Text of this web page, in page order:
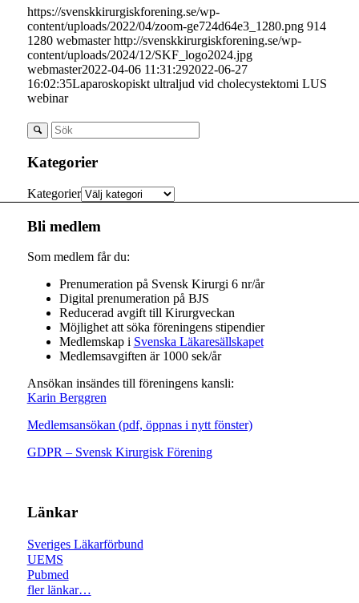
https://svenskkirurgiskforening.se/wp-
content/uploads/2022/04/zoom-ge724d64e3_1280.png 914
1280 webmaster http://svenskkirurgiskforening.se/wp-
content/uploads/2024/12/SKF_logo2024.jpg
webmaster2022-04-06 11:31:292022-06-27
16:02:35Laparoskopiskt ultraljud vid cholecystektomi LUS
webinar
Kategorier
Kategorier
Bli medlem
Som medlem får du:
Prenumeration på Svensk Kirurgi 6 nr/år
Digital prenumeration på BJS
Reducerad avgift till Kirurgveckan
Möjlighet att söka föreningens stipendier
Medlemskap i Svenska Läkaresällskapet
Medlemsavgiften är 1000 sek/år
Ansökan insändes till föreningens kansli:
Karin Berggren
Medlemsansökan (pdf, öppnas i nytt fönster)
GDPR – Svensk Kirurgisk Förening
Länkar
Sveriges Läkarförbund
UEMS
Pubmed
fler länkar…